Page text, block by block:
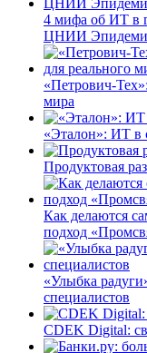
4 мифа об ИТ в
ЦНИИ
«Петрович-
мира
«Эталон»: ИТ в
Продуктовая
Как делаются
подход
«Улыбка
специалистов
CDEK Digital: